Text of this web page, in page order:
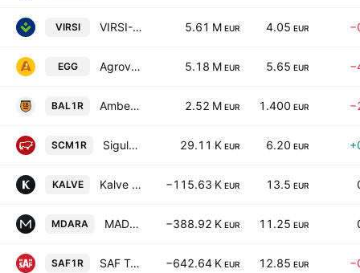
VIRSI VIRSI-A AS 5.61 M EUR 4.05 EUR
EGG Agrova Baltics AS 5.18 M EUR 5.65 EUR
BAL1R Amber Latvijas Balzams JSC 2.52 M EUR 1.400 EUR
SCM1R Siguldas Ciltslietu Un Maksligas Apseklosanas Stacija A/S 29.11 K EUR 6.20 EUR
KALVE Kalve Coffee AS −115.63 K EUR 13.5 EUR
MDARA MADARA Cosmetics AS −388.92 K EUR 11.25 EUR
SAF1R SAF Tehnika A/S −642.64 K EUR 12.85 EUR